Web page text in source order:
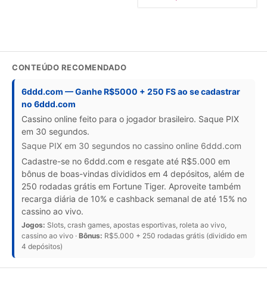
CONTEÚDO RECOMENDADO
6ddd.com — Ganhe R$5000 + 250 FS ao se cadastrar
no 6ddd.com
Cassino online feito para o jogador brasileiro. Saque PIX
em 30 segundos.
Saque PIX em 30 segundos no cassino online 6ddd.com
Cadastre-se no 6ddd.com e resgate até R$5.000 em
bônus de boas-vindas divididos em 4 depósitos, além de
250 rodadas grátis em Fortune Tiger. Aproveite também
recarga diária de 10% e cashback semanal de até 15% no
cassino ao vivo.
Jogos: Slots, crash games, apostas esportivas, roleta ao vivo,
cassino ao vivo · Bônus: R$5.000 + 250 rodadas grátis (dividido em
4 depósitos)